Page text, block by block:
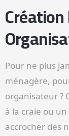
Création
Pour ne plus
ménagère,
organisateur ?
à la craie ou
accrocher des